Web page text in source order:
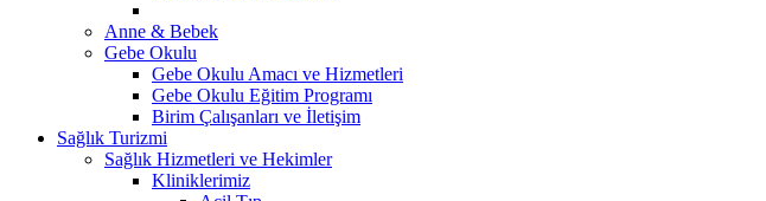
Anne & Bebek
Gebe Okulu
Gebe Okulu Amacı ve Hizmetleri
Gebe Okulu Eğitim Programı
Birim Çalışanları ve İletişim
Sağlık Turizmi
Sağlık Hizmetleri ve Hekimler
Kliniklerimiz